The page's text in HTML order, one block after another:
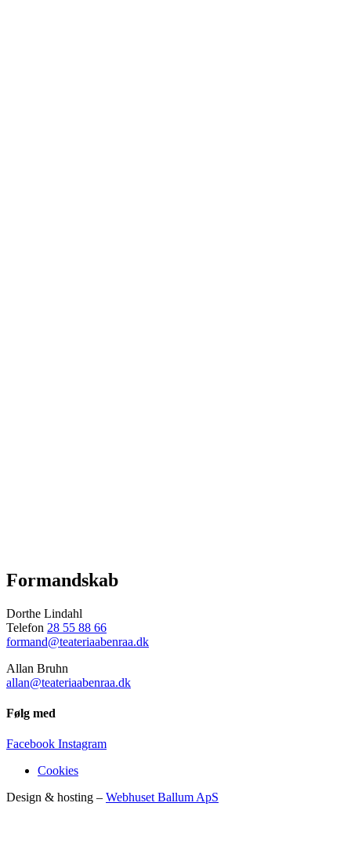
Formandskab
Dorthe Lindahl
Telefon 28 55 88 66
formand@teateriaabenraa.dk
Allan Bruhn
allan@teateriaabenraa.dk
Følg med
Facebook Instagram
Cookies
Design & hosting – Webhuset Ballum ApS